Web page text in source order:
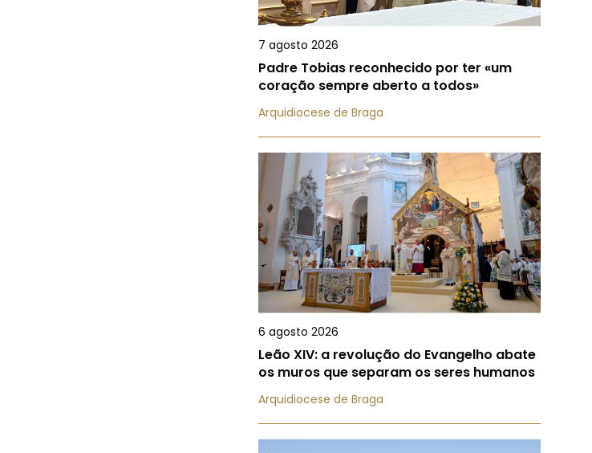
7 agosto 2026
Padre Tobias reconhecido por ter «um
coração sempre aberto a todos»
Arquidiocese de Braga
6 agosto 2026
Leão XIV: a revolução do Evangelho abate
os muros que separam os seres humanos
Arquidiocese de Braga